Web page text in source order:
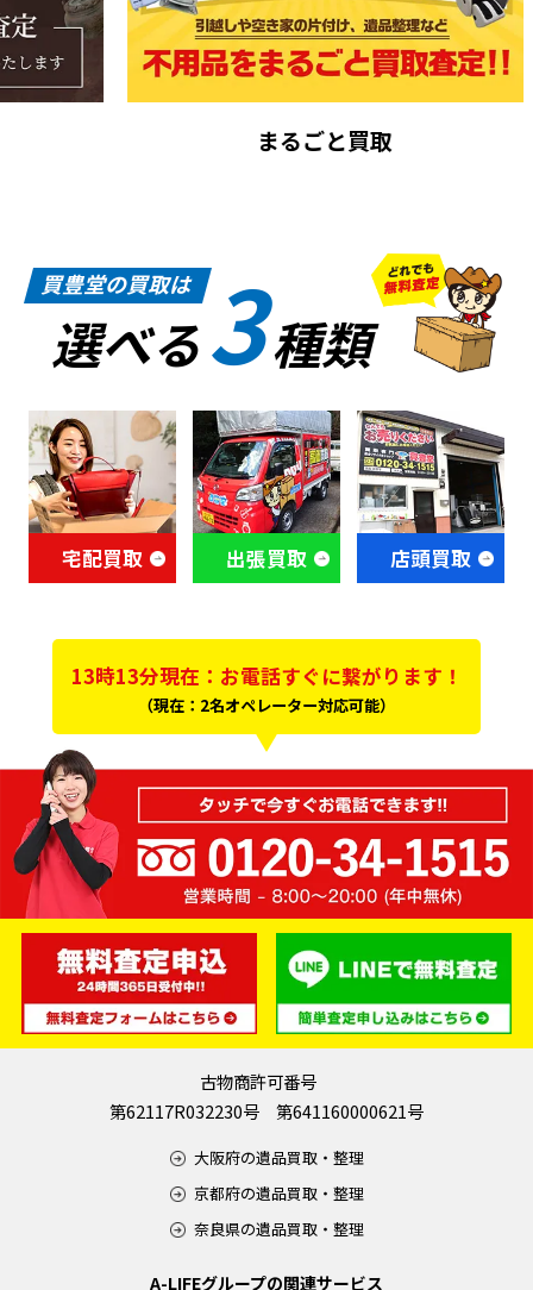
まるごと買取
買豊堂の買取は
選べる3種類
宅配買取 出張買取 店頭買取
13時13分現在：お電話すぐに繋がります！
（現在：2名オペレーター対応可能）
古物商許可番号
第62117R032230号 第641160000621号
大阪府の遺品買取・整理
京都府の遺品買取・整理
奈良県の遺品買取・整理
A-LIFEグループの関連サービス